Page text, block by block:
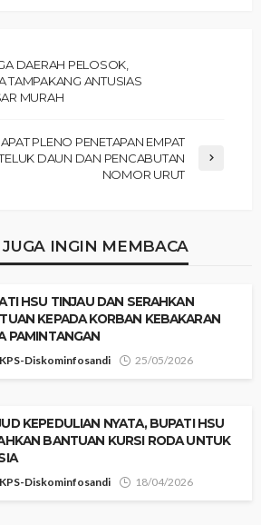
DAERAH PELOSOK,
TAMPAKANG ANTUSIAS
MURAH
PLENO PENETAPAN EMPAT
DAUN DAN PENCABUTAN
NOMOR URUT
INGIN MEMBACA
HSU TINJAU DAN SERAHKAN
KEPADA KORBAN KEBAKARAN
PAMINTANGAN
Diskominfosandi 25/05/2026
KEPEDULIAN NYATA, BUPATI HSU
BANTUAN KURSI RODA UNTUK
Diskominfosandi 18/04/2026